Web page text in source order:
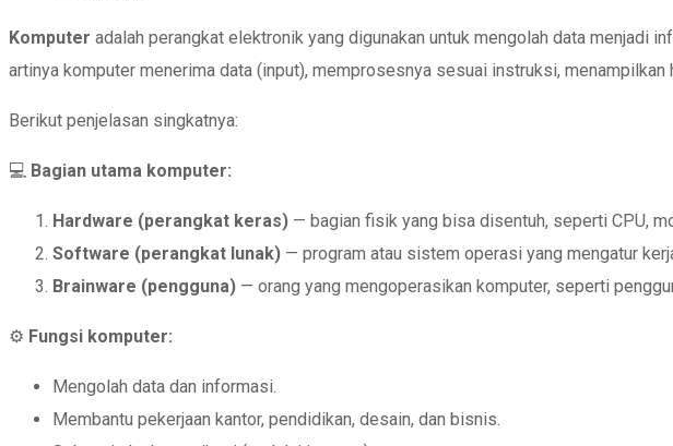
Komputer adalah perangkat elektronik yang digunakan untuk mengolah data menjadi
artinya komputer menerima data (input), memprosesnya sesuai instruksi,
Berikut penjelasan singkatnya:
💻 Bagian utama komputer:
Hardware (perangkat keras) — bagian fisik yang bisa disentuh, seperti CPU,
Software (perangkat lunak) — program atau sistem operasi yang mengatur
Brainware (pengguna) — orang yang mengoperasikan komputer, seperti
⚙️ Fungsi komputer:
Mengolah data dan informasi.
Membantu pekerjaan kantor, pendidikan, desain, dan bisnis.